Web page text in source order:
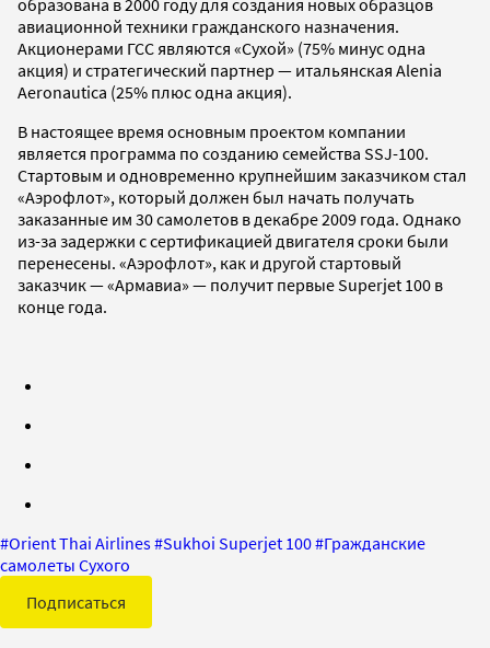
авиационной техники гражданского назначения.
Акционерами ГСС являются «Сухой» (75% минус одна
акция) и стратегический партнер — итальянская Alenia
Aeronautica (25% плюс одна акция).
В настоящее время основным проектом компании
является программа по созданию семейства SSJ-100.
Стартовым и одновременно крупнейшим заказчиком стал
«Аэрофлот», который должен был начать получать
заказанные им 30 самолетов в декабре 2009 года. Однако
из-за задержки с сертификацией двигателя сроки были
перенесены. «Аэрофлот», как и другой стартовый
заказчик — «Армавиа» — получит первые Superjet 100 в
конце года.
#Orient Thai Airlines#Sukhoi Superjet 100#Гражданские
самолеты Сухого
Подписаться